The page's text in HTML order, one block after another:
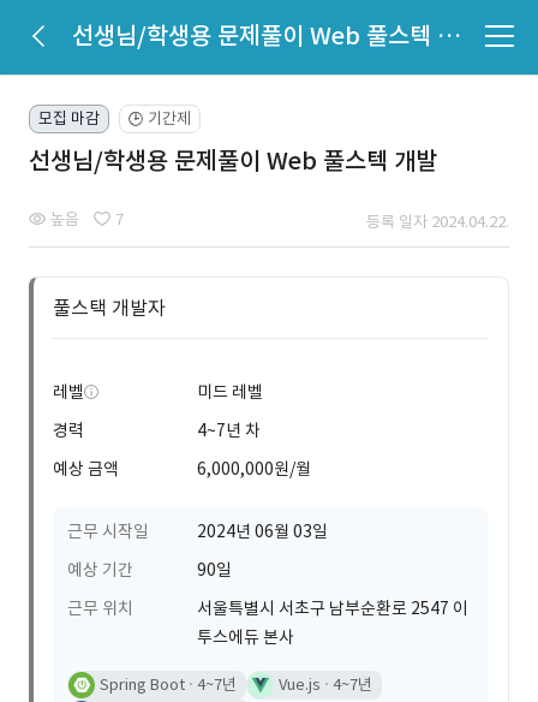
선생님/학생용 문제풀이 Web 풀스텍 개발
모집 마감 🕒 기간제
선생님/학생용 문제풀이 Web 풀스텍 개발
높음 7 등록 일자 2024.04.22.
풀스택 개발자
레벨
미드 레벨
경력
4~7년 차
예상 금액
6,000,000원/월
근무 시작일
2024년 06월 03일
예상 기간
90일
근무 위치
서울특별시 서초구 남부순환로 2547 이
투스에듀 본사
Spring Boot 4~7년 Vue.js
4~7년